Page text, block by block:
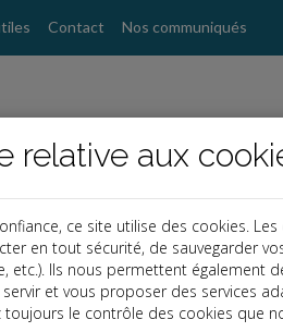
Contact Nos communiqués
relative aux
ce site utilise des cookies. Les
en tout sécurité, de sauvegarder
etc.). Ils nous permettent également
et vous proposer des services
toujours le contrôle des cookies que